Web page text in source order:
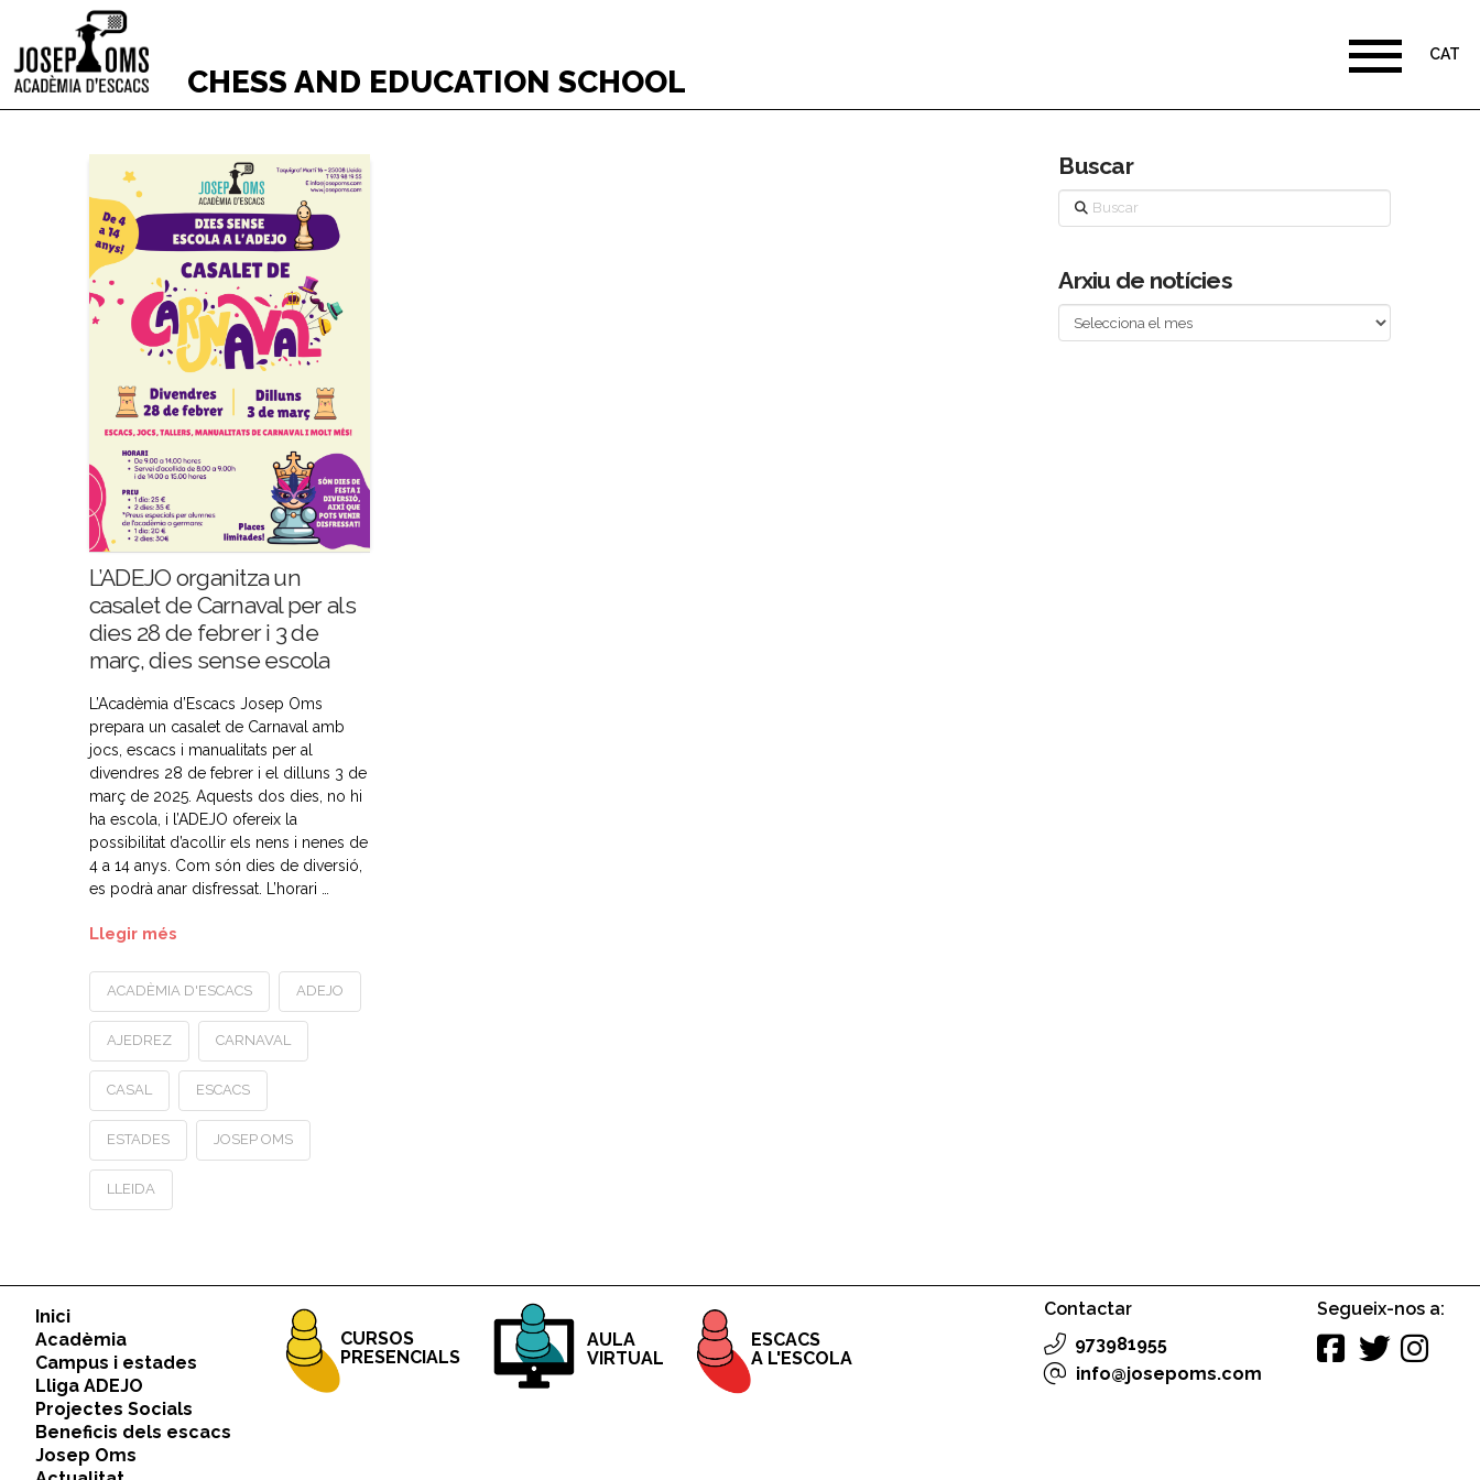
CHESS AND EDUCATION SCHOOL
CAT
L’ADEJO organitza un
casalet de Carnaval per als
dies 28 de febrer i 3 de
març, dies sense escola
L’Acadèmia d’Escacs Josep Oms
prepara un casalet de Carnaval amb
jocs, escacs i manualitats per al
divendres 28 de febrer i el dilluns 3 de
març de 2025. Aquests dos dies, no hi
ha escola, i l’ADEJO ofereix la
possibilitat d’acollir els nens i nenes de
4 a 14 anys. Com són dies de diversió,
es podrà anar disfressat. L’horari …
Llegir més
ACADÈMIA D'ESCACS ADEJO
AJEDREZ CARNAVAL
CASAL ESCACS
ESTADES JOSEP OMS
LLEIDA
Buscar
Buscar
Arxiu de notícies
Arxiu
de
Inici
Acadèmia
Campus i estades
Lliga ADEJO
Projectes Socials
Beneficis dels escacs
Josep Oms
CURSOS
PRESENCIALS
AULA
VIRTUAL
ESCACS
A L'ESCOLA
Contactar
973981955
info@josepoms.com
Segueix-nos a: